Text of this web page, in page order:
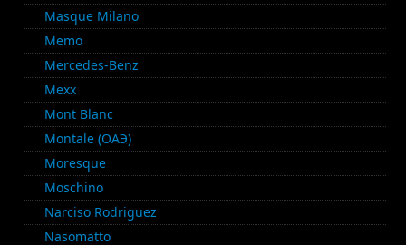
Masque Milano
Memo
Mercedes-Benz
Mexx
Mont Blanc
Montale (ОАЭ)
Moresque
Moschino
Narciso Rodriguez
Nasomatto